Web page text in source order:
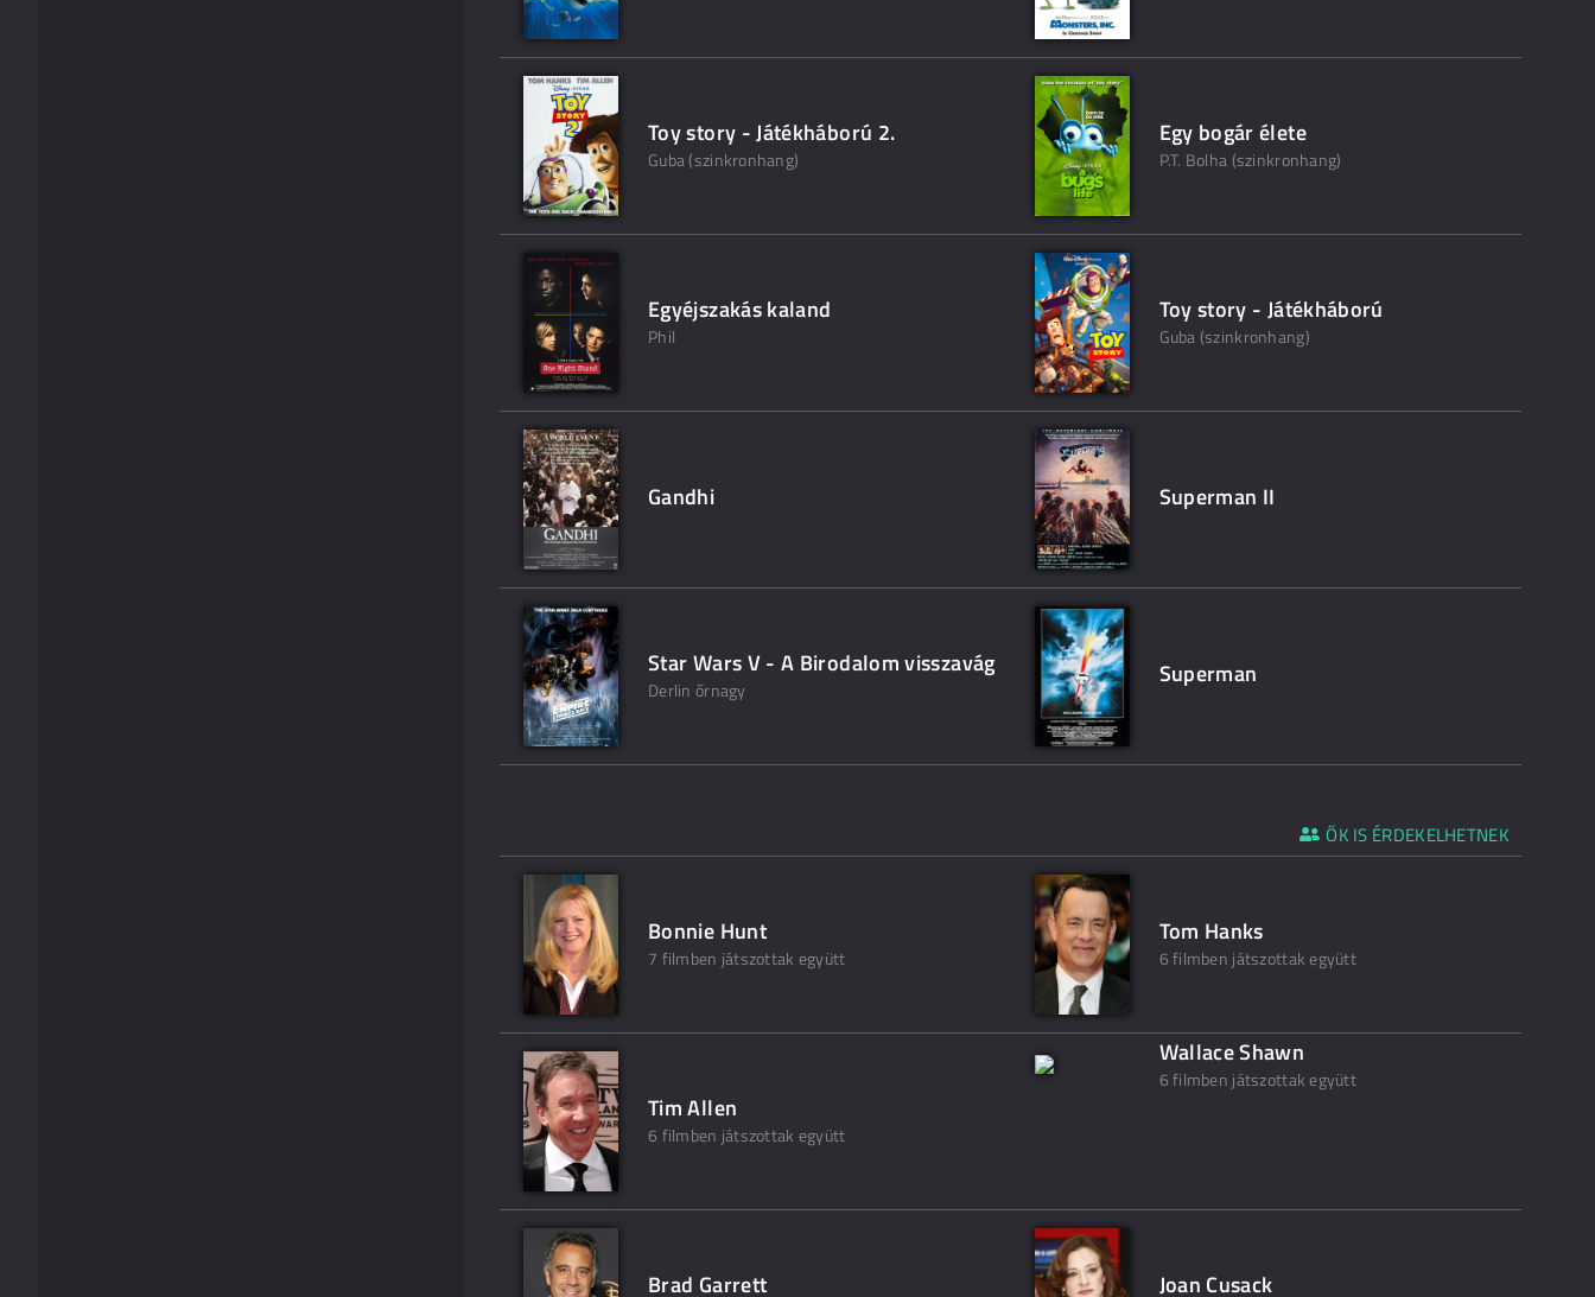
Toy story - Játékháború 2.
Guba (szinkronhang)
Egy bogár élete
P.T. Bolha (szinkronhang)
Egyéjszakás kaland
Phil
Toy story - Játékháború
Guba (szinkronhang)
Gandhi Superman II
Star Wars V - A Birodalom visszavág
Derlin őrnagy
Superman
ŐK IS ÉRDEKELHETNEK
Bonnie Hunt
7 filmben játszottak együtt
Tom Hanks
6 filmben játszottak együtt
Tim Allen
6 filmben játszottak együtt
Wallace Shawn
6 filmben játszottak együtt
Brad Garrett Joan Cusack